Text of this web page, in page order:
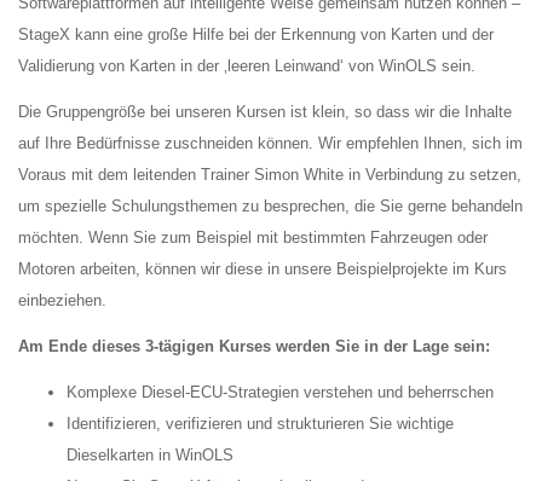
StageX kann eine große Hilfe bei der Erkennung von Karten und der
Validierung von Karten in der ‚leeren Leinwand‘ von WinOLS sein.
Die Gruppengröße bei unseren Kursen ist klein, so dass wir die Inhalte
auf Ihre Bedürfnisse zuschneiden können. Wir empfehlen Ihnen, sich im
Voraus mit dem leitenden Trainer Simon White in Verbindung zu setzen,
um spezielle Schulungsthemen zu besprechen, die Sie gerne behandeln
möchten. Wenn Sie zum Beispiel mit bestimmten Fahrzeugen oder
Motoren arbeiten, können wir diese in unsere Beispielprojekte im Kurs
einbeziehen.
Am Ende dieses 3-tägigen Kurses werden Sie in der Lage sein:
Komplexe Diesel-ECU-Strategien verstehen und beherrschen
Identifizieren, verifizieren und strukturieren Sie wichtige
Dieselkarten in WinOLS